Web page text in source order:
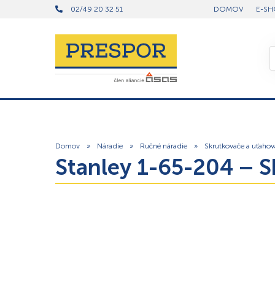
02/49 20 32 51 DOMOV E-
Domov » Náradie » Ručné náradie » Skrutkovače a
Stanley 1-65-204 –